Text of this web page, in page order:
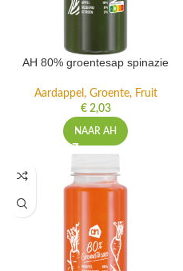
AH 80% groentesap spinazie
Aardappel, Groente, Fruit
€2,03
NAAR AH